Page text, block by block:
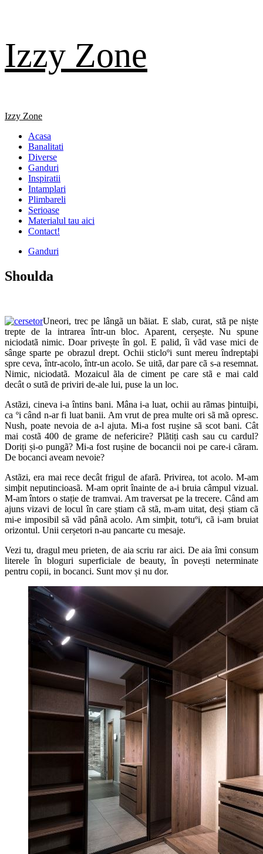
content
Izzy Zone
Primary
Izzy Zone
Acasa
Banalitati
Diverse
Ganduri
Inspiratii
Intamplari
Plimbareli
Serioase
Materialul tau aici
Contact!
Ganduri
Shoulda
Uneori, trec pe lângã un bãiat. E slab, curat, stã pe niște
trepte de la intrarea într-un bloc. Aparent, cerșește. Nu spune
niciodatã nimic. Doar privește în gol. E palid, îi vãd vase mici de
sânge sparte pe obrazul drept. Ochii sticloºi sunt mereu îndreptaþi
spre ceva, într-acolo, într-un acolo. Se uitã, dar pare cã s-a resemnat.
Nimic, niciodatã. Mozaicul ãla de ciment pe care stã e mai cald
decât o sutã de priviri de-ale lui, puse la un loc.
Astãzi, cineva i-a întins bani. Mâna i-a luat, ochii au rãmas þintuiþi,
ca ºi când n-ar fi luat banii. Am vrut de prea multe ori sã mã opresc.
Nush, poate nevoia de a-l ajuta. Mi-a fost rușine sã scot bani. Cât
mai costã 400 de grame de nefericire? Plãtiți cash sau cu cardul?
Doriți și-o pungã? Mi-a fost rușine de bocancii noi pe care-i cãram.
De bocanci aveam nevoie?
Astãzi, era mai rece decât frigul de afarã. Privirea, tot acolo. M-am
simþit neputincioasã. M-am oprit înainte de a-i bruia câmpul vizual.
M-am întors o stație de tramvai. Am traversat pe la trecere. Când am
ajuns vizavi de locul în care știam cã stã, m-am uitat, deși știam cã
mi-e imposibil sã vãd pânã acolo. Am simþit, totuºi, cã i-am bruiat
orizontul. Unii cerșetori n-au pancarte cu mesaje.
Vezi tu, dragul meu prieten, de aia scriu rar aici. De aia îmi consum
literele în bloguri superficiale de beauty, în povești neterminate
pentru copii, in bocanci. Sunt mov și nu dor.